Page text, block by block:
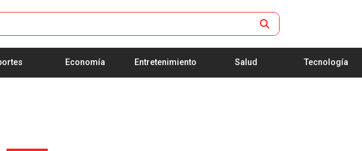
Economía Entretenimiento Salud Tecnología